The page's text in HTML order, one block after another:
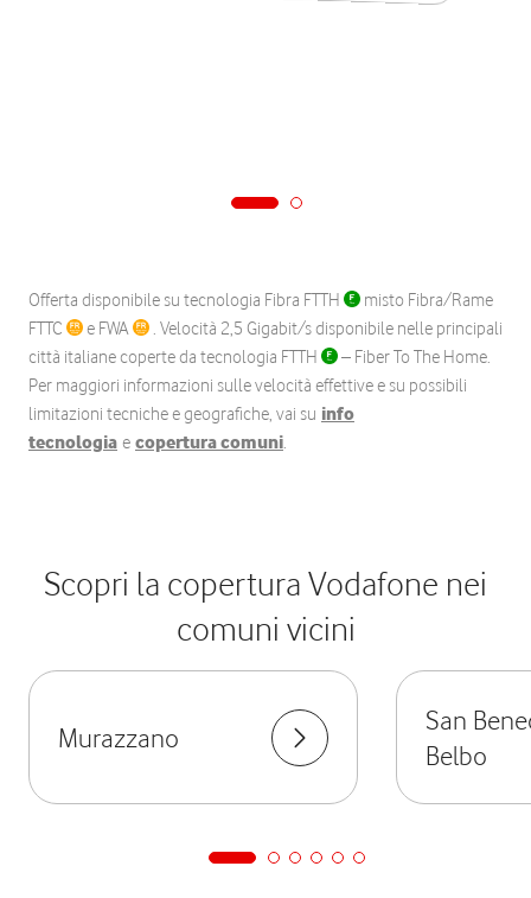
Offerta disponibile su tecnologia Fibra FTTH
misto Fibra/Rame
FTTC
e FWA
. Velocità 2,5 Gigabit/s disponibile nelle principali
città italiane coperte da tecnologia FTTH
– Fiber To The Home.
Per maggiori informazioni sulle velocità effettive e su possibili
limitazioni tecniche e geografiche, vai su info
tecnologia e copertura comuni.
Scopri la copertura Vodafone nei
comuni vicini
Murazzano
San
Belbo